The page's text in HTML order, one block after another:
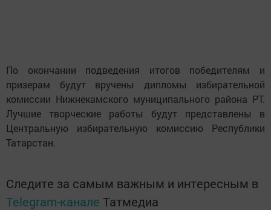
По окончании подведения итогов победителям и
призерам будут вручены дипломы избирательной
комиссии Нижнекамского муниципального района РТ.
Лучшие творческие работы будут представлены в
Центральную избирательную комиссию Республики
Татарстан.
Следите за самым важным и интересным в
Telegram-канале Татмедиа